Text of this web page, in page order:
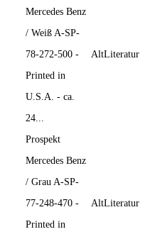
Mercedes Benz
/ Weiß A-SP-
78-272-500 -
Printed in
U.S.A. - ca.
24...
AltLiteratur
Prospekt
Mercedes Benz
/ Grau A-SP-
77-248-470 -
Printed in
AltLiteratur